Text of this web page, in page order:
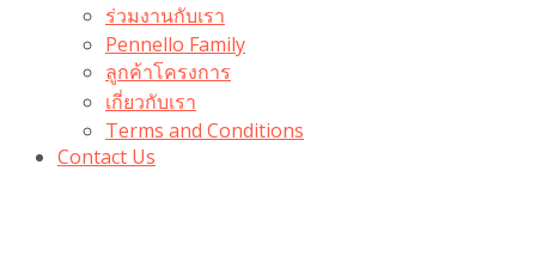
ร่วมงานกับเรา
Pennello Family
ลูกค้าโครงการ
เกี่ยวกับเรา
Terms and Conditions
Contact Us